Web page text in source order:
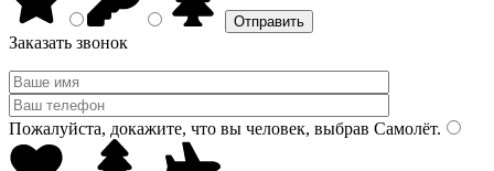
Заказать звонок
Пожалуйста, докажите, что вы человек, выбрав Самолёт.